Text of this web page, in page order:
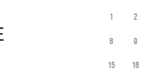
1 2
8 9
15 16